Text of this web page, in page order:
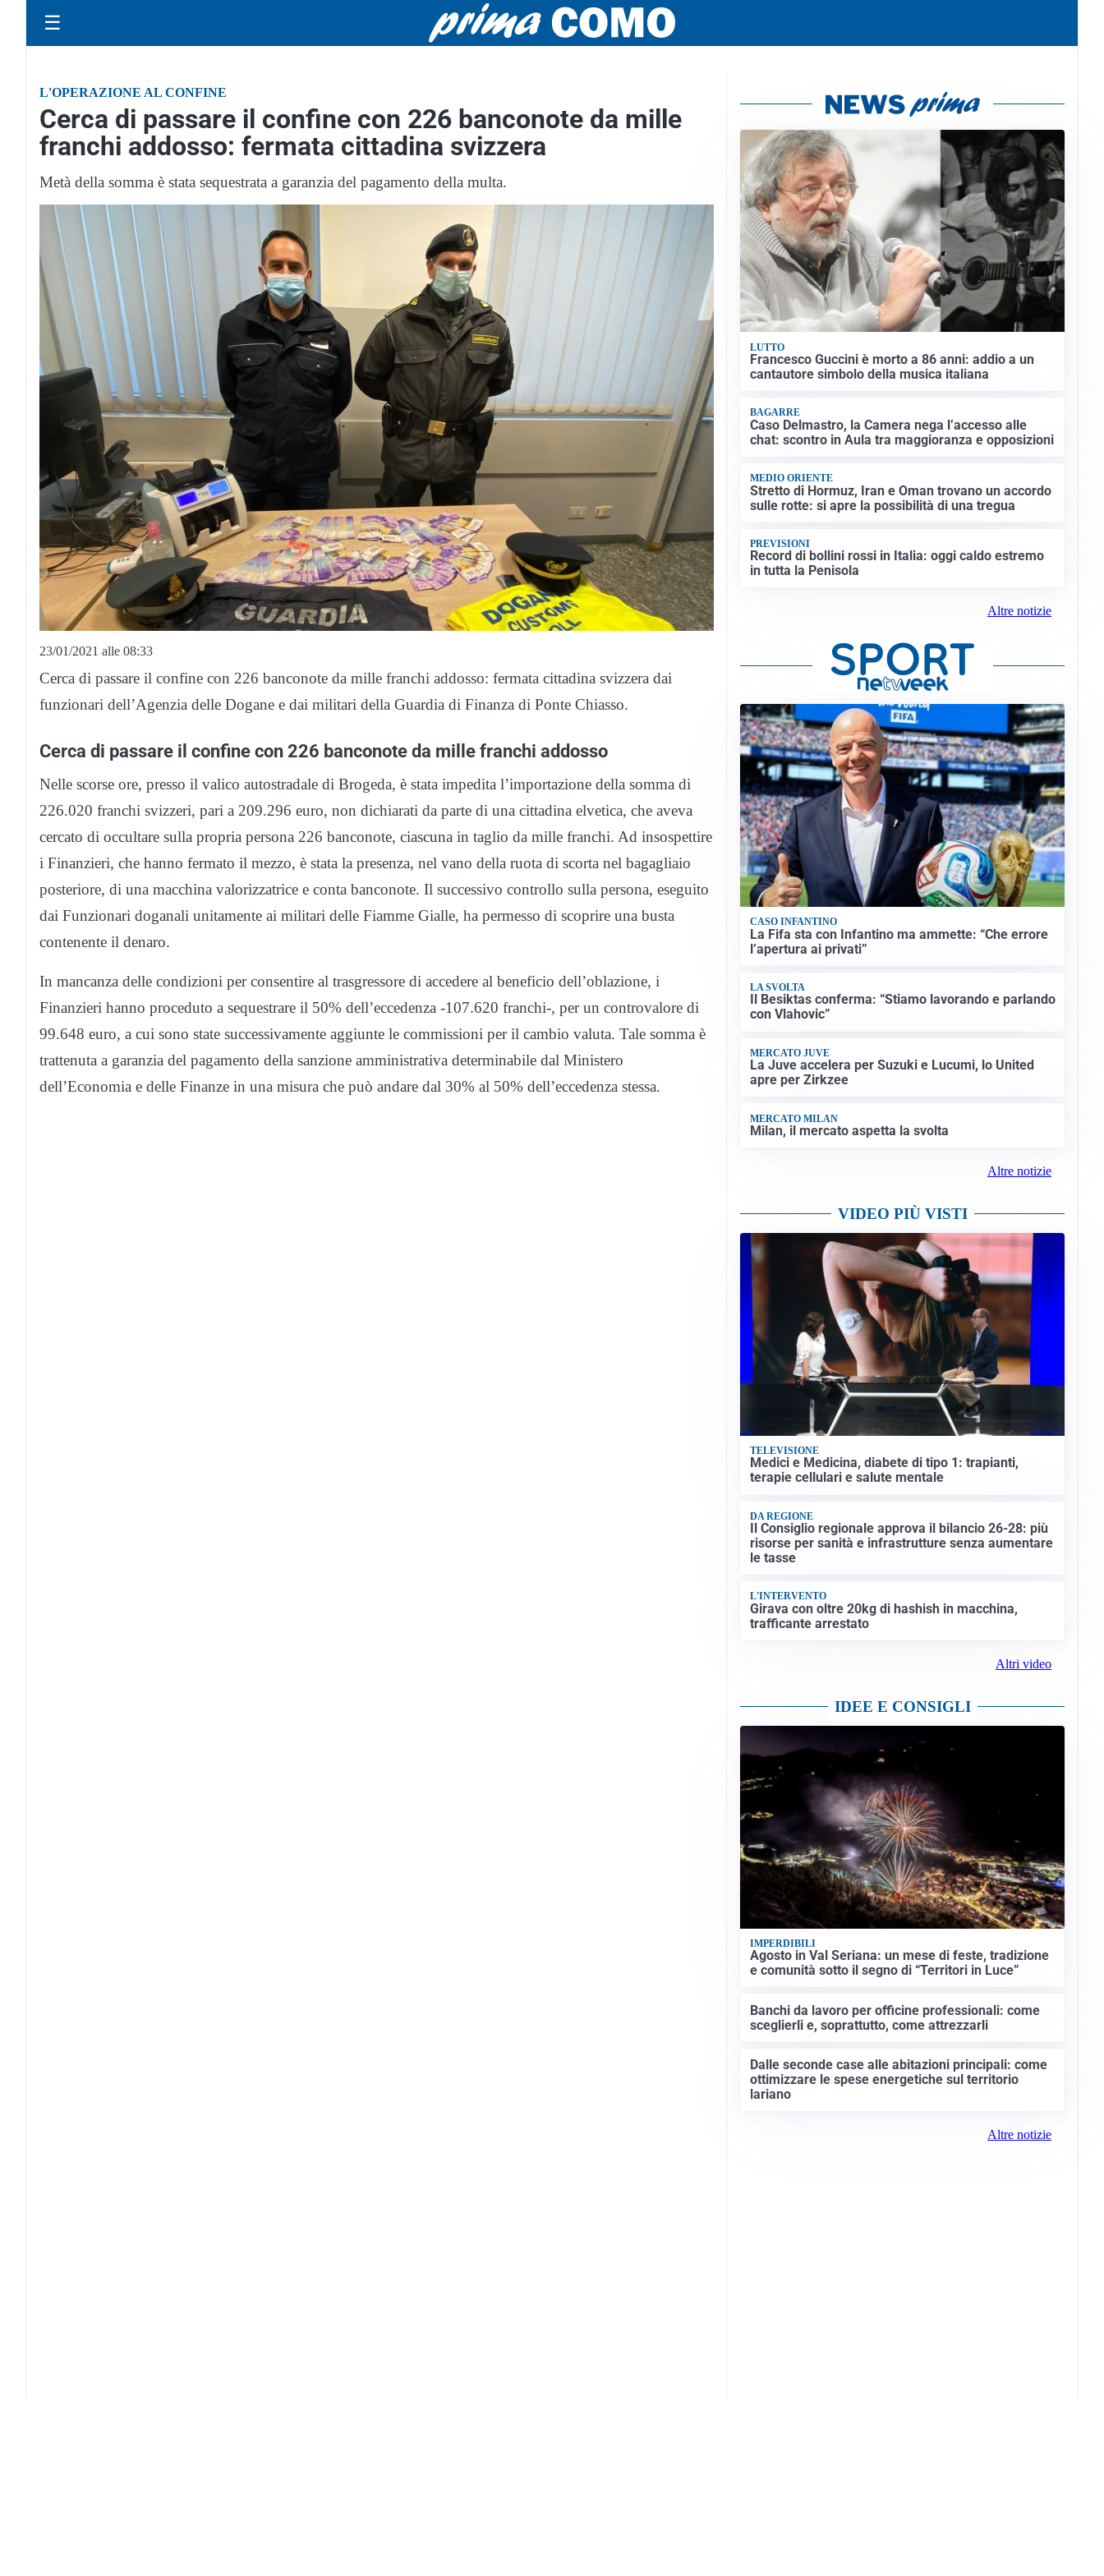
☰
L'OPERAZIONE AL CONFINE
Cerca di passare il confine con 226 banconote da mille
franchi addosso: fermata cittadina svizzera
Metà della somma è stata sequestrata a garanzia del pagamento della multa.
23/01/2021 alle 08:33
Cerca di passare il confine con 226 banconote da mille franchi addosso: fermata cittadina svizzera dai
funzionari dell’Agenzia delle Dogane e dai militari della Guardia di Finanza di Ponte Chiasso.
Cerca di passare il confine con 226 banconote da mille franchi addosso
Nelle scorse ore, presso il valico autostradale di Brogeda, è stata impedita l’importazione della somma di
226.020 franchi svizzeri, pari a 209.296 euro, non dichiarati da parte di una cittadina elvetica, che aveva
cercato di occultare sulla propria persona 226 banconote, ciascuna in taglio da mille franchi. Ad insospettire
i Finanzieri, che hanno fermato il mezzo, è stata la presenza, nel vano della ruota di scorta nel bagagliaio
posteriore, di una macchina valorizzatrice e conta banconote. Il successivo controllo sulla persona, eseguito
dai Funzionari doganali unitamente ai militari delle Fiamme Gialle, ha permesso di scoprire una busta
contenente il denaro.
In mancanza delle condizioni per consentire al trasgressore di accedere al beneficio dell’oblazione, i
Finanzieri hanno proceduto a sequestrare il 50% dell’eccedenza -107.620 franchi-, per un controvalore di
99.648 euro, a cui sono state successivamente aggiunte le commissioni per il cambio valuta. Tale somma è
trattenuta a garanzia del pagamento della sanzione amministrativa determinabile dal Ministero
dell’Economia e delle Finanze in una misura che può andare dal 30% al 50% dell’eccedenza stessa.
LUTTO
Francesco Guccini è morto a 86 anni: addio a un
cantautore simbolo della musica italiana
BAGARRE
Caso Delmastro, la Camera nega l’accesso alle
chat: scontro in Aula tra maggioranza e opposizioni
MEDIO ORIENTE
Stretto di Hormuz, Iran e Oman trovano un accordo
sulle rotte: si apre la possibilità di una tregua
PREVISIONI
Record di bollini rossi in Italia: oggi caldo estremo
in tutta la Penisola
Altre notizie
CASO INFANTINO
La Fifa sta con Infantino ma ammette: “Che errore
l’apertura ai privati”
LA SVOLTA
Il Besiktas conferma: “Stiamo lavorando e parlando
con Vlahovic”
MERCATO JUVE
La Juve accelera per Suzuki e Lucumi, lo United
apre per Zirkzee
MERCATO MILAN
Milan, il mercato aspetta la svolta
Altre notizie
VIDEO PIÙ VISTI
TELEVISIONE
Medici e Medicina, diabete di tipo 1: trapianti,
terapie cellulari e salute mentale
DA REGIONE
Il Consiglio regionale approva il bilancio 26-28: più
risorse per sanità e infrastrutture senza aumentare
le tasse
L'INTERVENTO
Girava con oltre 20kg di hashish in macchina,
trafficante arrestato
Altri video
IDEE E CONSIGLI
IMPERDIBILI
Agosto in Val Seriana: un mese di feste, tradizione
e comunità sotto il segno di “Territori in Luce”
Banchi da lavoro per officine professionali: come
sceglierli e, soprattutto, come attrezzarli
Dalle seconde case alle abitazioni principali: come
ottimizzare le spese energetiche sul territorio
lariano
Altre notizie